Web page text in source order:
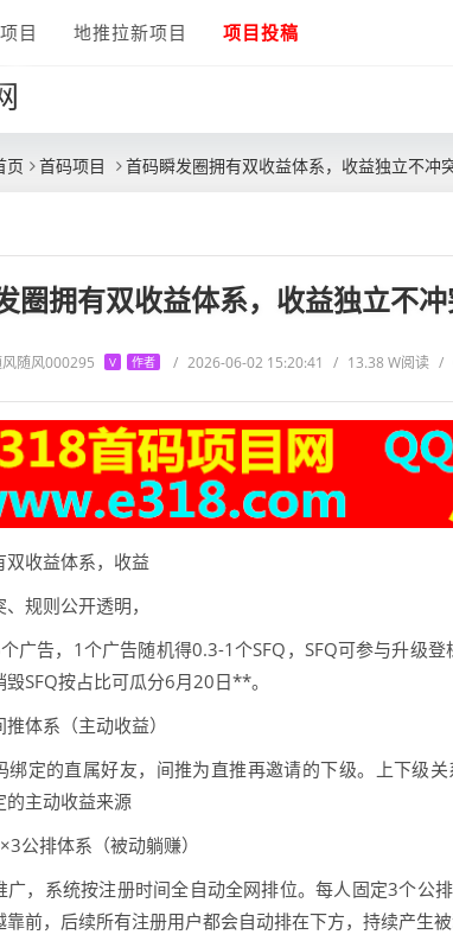
目 地推拉新项目 项目投稿
页 首码项目 首码瞬发圈拥有双收益体系，收益独立不冲
圈拥有双收益体系，收益独立不
随风000295 V 作者 / 2026-06-02 15:20:41 / 13.38 W阅读 /
双收益体系，收益
规则公开透明，
广告，1个广告随机得0.3-1个SFQ，SFQ可参与升级
SFQ按占比可瓜分6月20日**。
体系（主动收益）
绑定的直属好友，间推为直推再邀请的下级。上下级
的主动收益来源
公排体系（被动躺赚）
广，系统按注册时间全自动全网排位。每人固定3个公
靠前，后续所有注册用户都会自动排在下方，持续产生